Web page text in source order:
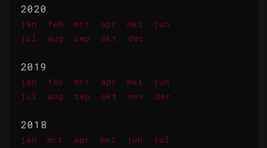
2020
jan feb mrt apr mei
jun
jul
aug sep okt dec
2019
jan feb mrt apr mei
jun
jul
aug sep okt nov dec
2018
jan mrt apr mei jun
jul